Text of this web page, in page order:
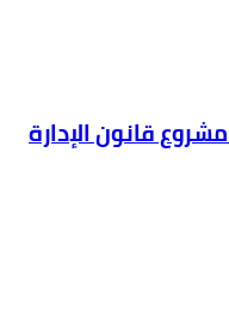
مشروع قانون الإدارة